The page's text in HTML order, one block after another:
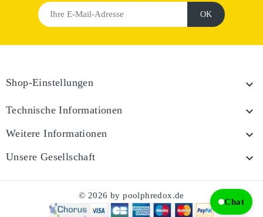
Shop-Einstellungen 
Technische Informationen 
Weitere Informationen 
Unsere Gesellschaft 
© 2026 by poolphredox.de
Chat